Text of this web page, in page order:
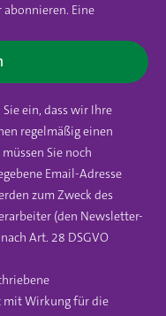
abonnieren. Eine
ein, dass wir Ihre
regelmäßig einen
Sie noch
Email-Adresse
zum Zweck des
(den Newsletter-
Art. 28 DSGVO
mit Wirkung für die